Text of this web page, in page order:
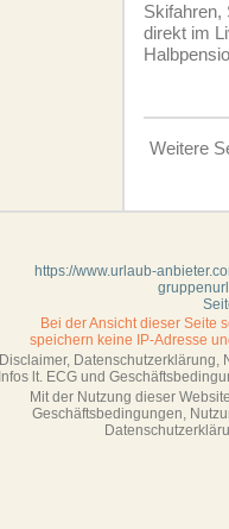
Skifahren,
direkt im
Weitere
https://www.urlaub-
Bei der Ansicht dieser Seite
speichern keine IP-Adresse
Disclaimer, Datenschutzerklärung,
Infos lt. ECG und
Mit der Nutzung dieser
Geschäftsbedin­gungen,